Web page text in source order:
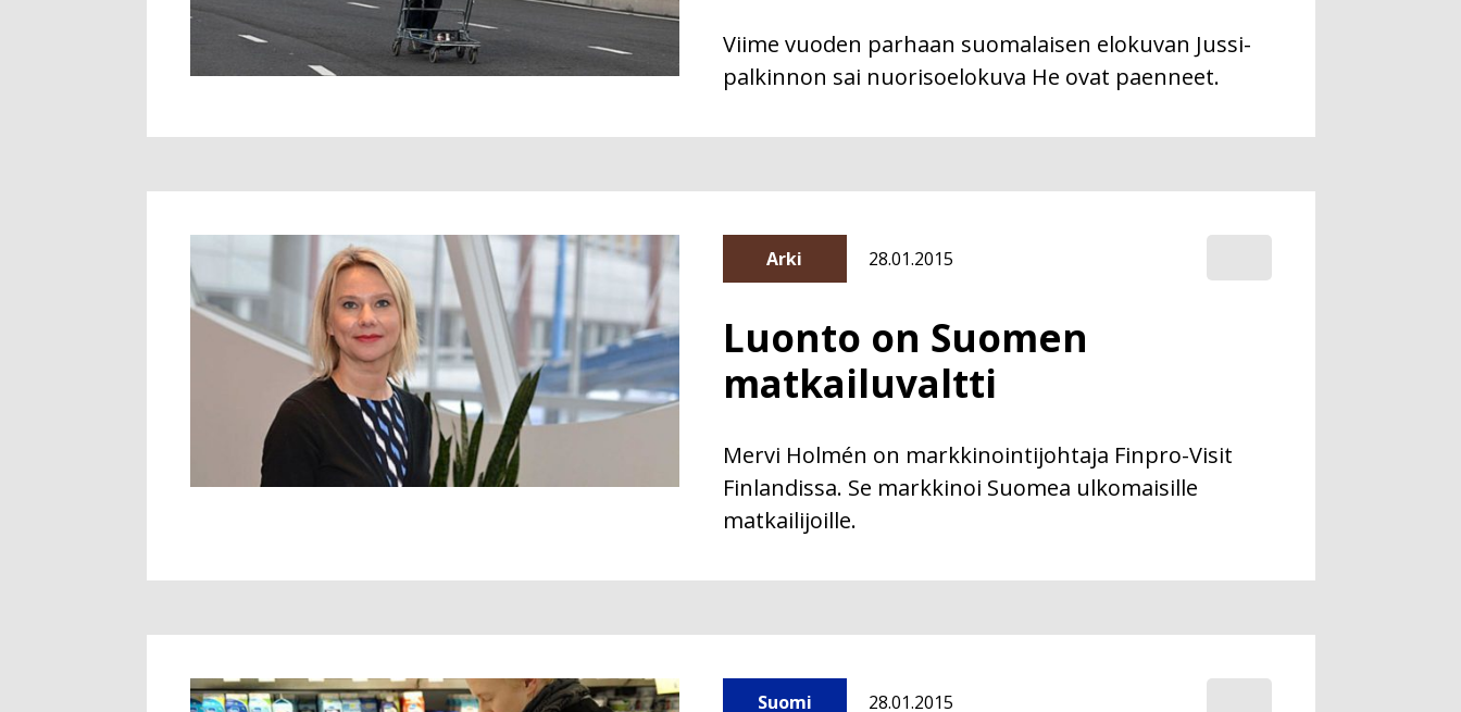
Viime vuoden parhaan suomalaisen elokuvan Jussi-
palkinnon sai nuorisoelokuva He ovat paenneet.
Luonto on Suomen
matkailuvaltti
Arki 28.01.2015
Mervi Holmén on markkinointijohtaja Finpro-Visit
Finlandissa. Se markkinoi Suomea ulkomaisille
matkailijoille.
Suomi 28.01.2015